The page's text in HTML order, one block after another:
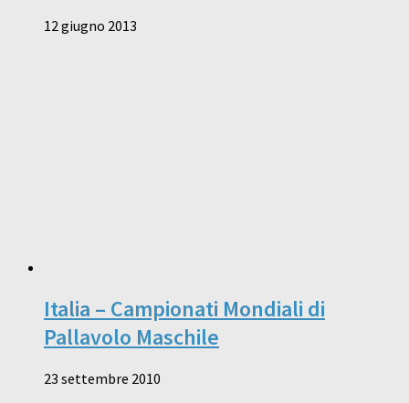
12 giugno 2013
Italia – Campionati Mondiali di
Pallavolo Maschile
23 settembre 2010